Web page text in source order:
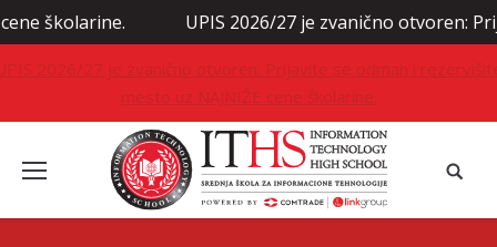
UPIS 2026/27 je zvanično otvoren: Prijavite
2026/27 je zvanično otvoren: Prijavite se odmah i
mesto uz NAJNIŽE cene školarine.